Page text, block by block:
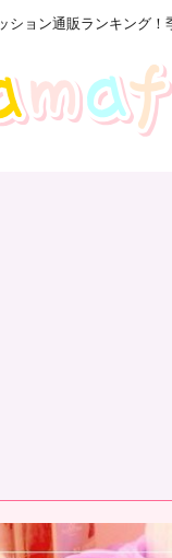
ション通販ランキング